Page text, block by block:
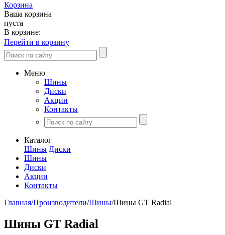
Корзина
Ваша корзина
пуста
В корзине:
Перейти в корзину
Меню
Шины
Диски
Акции
Контакты
Каталог
Шины Диски
Шины
Диски
Акции
Контакты
Главная/Производители/Шины/Шины GT Radial
Шины GT Radial